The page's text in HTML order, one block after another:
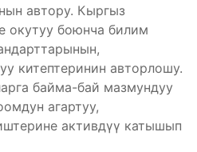
автору. Кыргыз
окутуу боюнча билим
китептеринин авторлошу.
байма-бай мазмундуу
агартуу,
активдүү катышып